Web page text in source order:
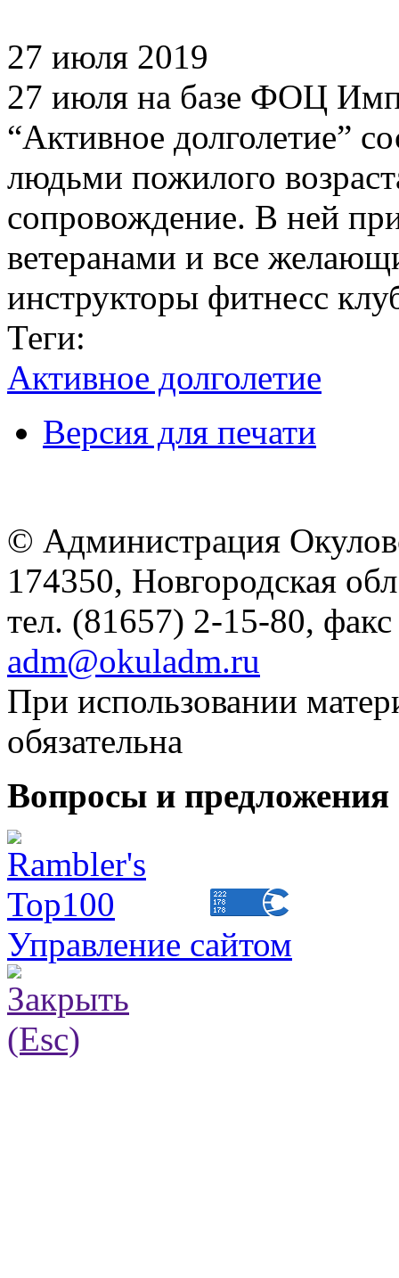
27 июля 2019
27 июля на базе ФОЦ
“Активное долголетие”
людьми пожилого
сопровождение. В ней
ветеранами и все
инструкторы фитнесс
Теги:
Активное долголетие
Версия для печати
© Администрация
174350, Новгородская
тел. (81657) 2-15-80,
adm@okuladm.ru
При использовании
обязательна
Вопросы и
Управление сайтом